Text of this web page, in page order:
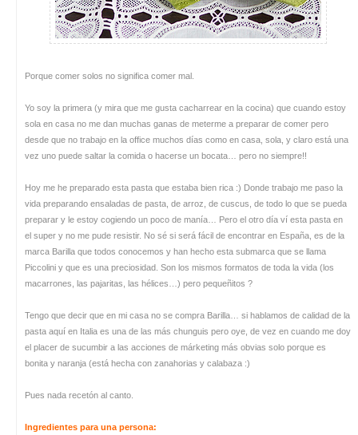
Porque comer solos no significa comer mal.
Yo soy la primera (y mira que me gusta cacharrear en la cocina) que cuando estoy
sola en casa no me dan muchas ganas de meterme a preparar de comer pero
desde que no trabajo en la office muchos días como en casa, sola, y claro está una
vez uno puede saltar la comida o hacerse un bocata… pero no siempre!!
Hoy me he preparado esta pasta que estaba bien rica :) Donde trabajo me paso la
vida preparando ensaladas de pasta, de arroz, de cuscus, de todo lo que se pueda
preparar y le estoy cogiendo un poco de manía… Pero el otro día ví esta pasta en
el super y no me pude resistir. No sé si será fácil de encontrar en España, es de la
marca Barilla que todos conocemos y han hecho esta submarca que se llama
Piccolini y que es una preciosidad. Son los mismos formatos de toda la vida (los
macarrones, las pajaritas, las hélices…) pero pequeñitos ?
Tengo que decir que en mi casa no se compra Barilla… si hablamos de calidad de la
pasta aquí en Italia es una de las más chunguis pero oye, de vez en cuando me doy
el placer de sucumbir a las acciones de márketing más obvias solo porque es
bonita y naranja (está hecha con zanahorias y calabaza :)
Pues nada recetón al canto.
Ingredientes para una persona: